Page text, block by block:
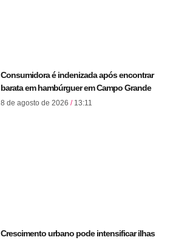
Consumidora é indenizada após encontrar
barata em hambúrguer em Campo Grande
8 de agosto de 2026 13:11
Crescimento urbano pode intensificar ilhas